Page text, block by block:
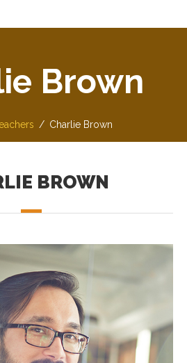
Brown
Charlie Brown
BROWN